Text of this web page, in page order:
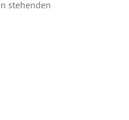
stehenden